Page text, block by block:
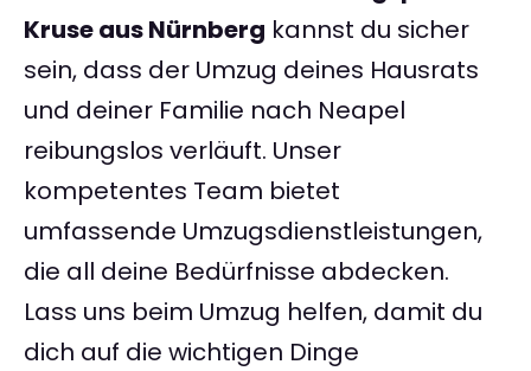
Kruse aus Nürnberg kannst du sicher
sein, dass der Umzug deines Hausrats
und deiner Familie nach Neapel
reibungslos verläuft. Unser
kompetentes Team bietet
umfassende Umzugsdienstleistungen,
die all deine Bedürfnisse abdecken.
Lass uns beim Umzug helfen, damit du
dich auf die wichtigen Dinge